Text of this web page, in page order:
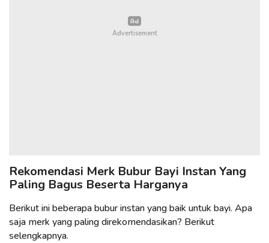
Rekomendasi Merk Bubur Bayi Instan Yang
Paling Bagus Beserta Harganya
Berikut ini beberapa bubur instan yang baik untuk bayi. Apa
saja merk yang paling direkomendasikan? Berikut
selengkapnya.